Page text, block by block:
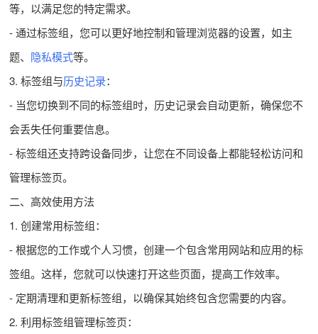
等，以满足您的特定需求。
- 通过标签组，您可以更好地控制和管理浏览器的设置，如主
题、 隐私模式等。
3. 标签组与历史记录：
- 当您切换到不同的标签组时，历史记录会自动更新，确保您不
会丢失任何重要信息。
- 标签组还支持跨设备同步，让您在不同设备上都能轻松访问和
管理标签页。
二、高效使用方法
1. 创建常用标签组：
- 根据您的工作或个人习惯，创建一个包含常用网站和应用的标
签组。这样，您就可以快速打开这些页面，提高工作效率。
- 定期清理和更新标签组，以确保其始终包含您需要的内容。
2. 利用标签组管理标签页：